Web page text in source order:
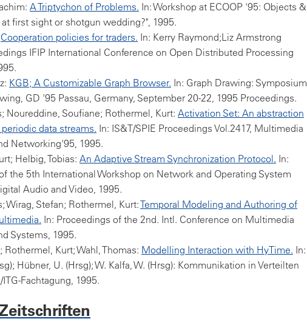
A Triptychon of Problems. In: Workshop at ECOOP '95: Objects &
first sight or shotgun wedding?", 1995.
Cooperation policies for traders. In: Kerry Raymond;Liz Armstrong
IFIP International Conference on Open Distributed Processing
KGB; A Customizable Graph Browser. In: Graph Drawing: Symposium
GD '95 Passau, Germany, September 20-22, 1995 Proceedings.
Noureddine, Soufiane; Rothermel, Kurt: Activation Set: An abstraction
data streams. In: IS&T/SPIE Proceedings Vol.2417, Multimedia
Networking'95, 1995.
Helbig, Tobias: An Adaptive Stream Synchronization Protocol. In:
the 5th International Workshop on Network and Operating System
Audio and Video, 1995.
Wirag, Stefan; Rothermel, Kurt:Temporal Modeling and Authoring of
In: Proceedings of the 2nd. Intl. Conference on Multimedia
Systems, 1995.
Rothermel, Kurt; Wahl, Thomas: Modelling Interaction with HyTime. In:
Hübner, U. (Hrsg); W. Kalfa, W. (Hrsg): Kommunikation in Verteilten
Fachtagung, 1995.